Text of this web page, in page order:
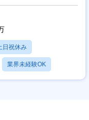
日祝休み
業界未経験OK